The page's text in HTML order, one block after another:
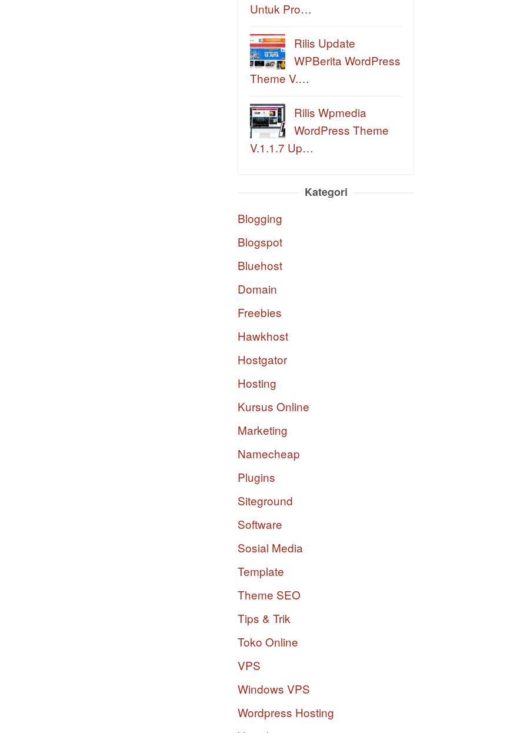
Untuk Pro…
Rilis Update
WPBerita WordPress
Theme V.…
Rilis Wpmedia
WordPress Theme
V.1.1.7 Up…
Kategori
Blogging
Blogspot
Bluehost
Domain
Freebies
Hawkhost
Hostgator
Hosting
Kursus Online
Marketing
Namecheap
Plugins
Siteground
Software
Sosial Media
Template
Theme SEO
Tips & Trik
Toko Online
VPS
Windows VPS
Wordpress Hosting